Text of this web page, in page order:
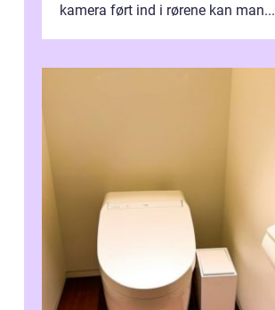
kamera ført ind i rørene kan man...